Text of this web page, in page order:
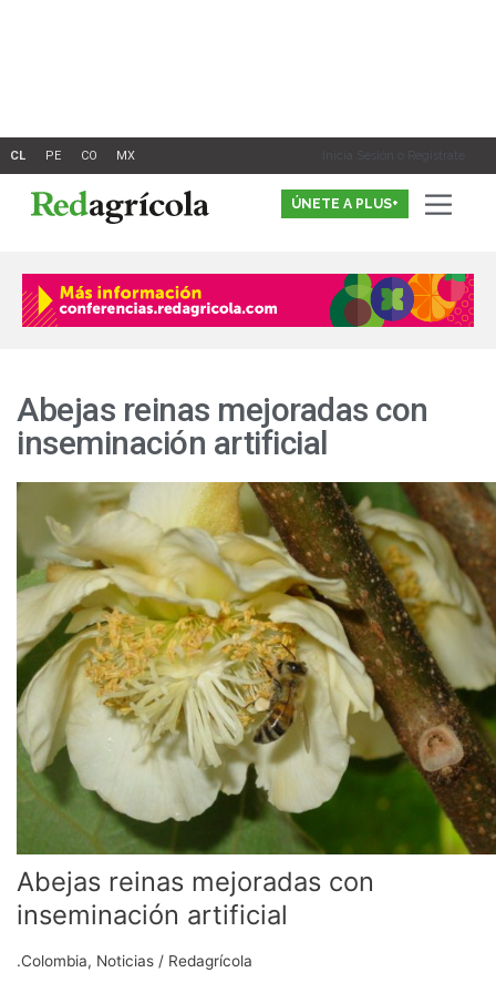
Inicia Sesión o Registrate
ÚNETE A PLUS+
Abejas reinas mejoradas con
inseminación artificial
Abejas reinas mejoradas con
inseminación artificial
.Colombia, Noticias / Redagrícola
Abejas
reinas
mejoradas
con
inseminación
artificial